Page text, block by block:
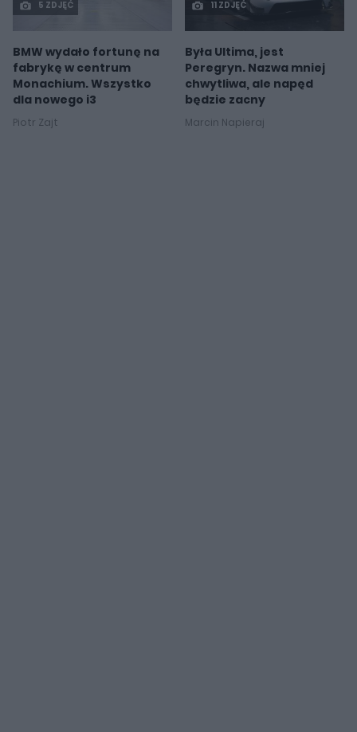
5 ZDJĘĆ
BMW wydało fortunę na
fabrykę w centrum
Monachium. Wszystko
dla nowego i3
Piotr Zajt
11 ZDJĘĆ
Była Ultima, jest
Peregryn. Nazwa mniej
chwytliwa, ale napęd
będzie zacny
Marcin Napieraj